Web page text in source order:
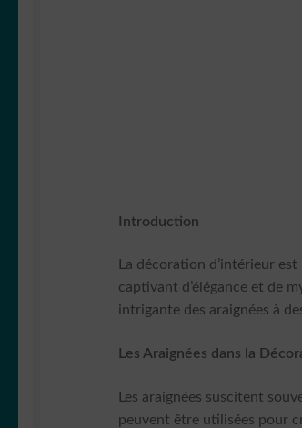
Introduction
La décoration d’intérieur
captivant d’élégance et de
intrigante des araignées à
Les Araignées dans la
Les araignées suscitent
peuvent être utilisées pour